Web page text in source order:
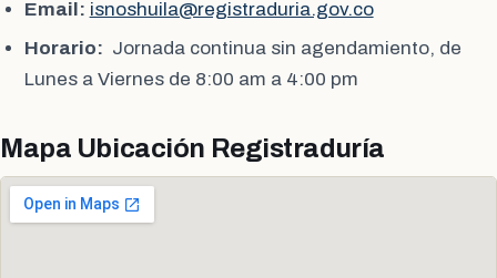
Email: isnoshuila@registraduria.gov.co
Horario: Jornada continua sin agendamiento, de
Lunes a Viernes de 8:00 am a 4:00 pm
Mapa Ubicación Registraduría